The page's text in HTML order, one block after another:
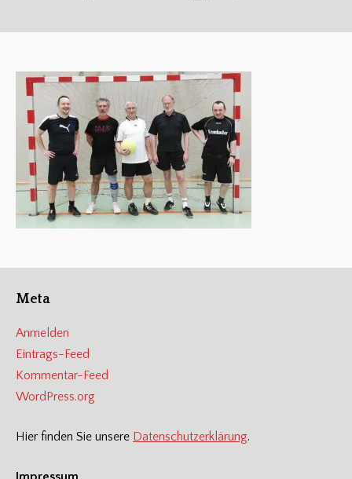
Meta
Anmelden
Eintrags-Feed
Kommentar-Feed
WordPress.org
Hier finden Sie unsere Datenschutzerklärung.